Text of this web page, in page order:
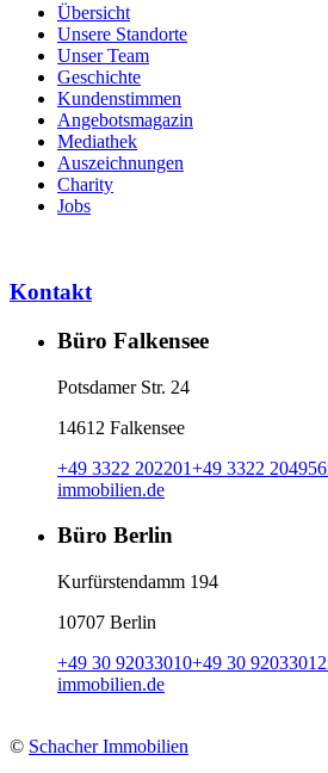
Übersicht
Unsere Standorte
Unser Team
Geschichte
Kundenstimmen
Angebotsmagazin
Mediathek
Auszeichnungen
Charity
Jobs
Kontakt
Büro Falkensee
Potsdamer Str. 24
14612 Falkensee
+49 3322 202201+49 3322 204956
immobilien.de
Büro Berlin
Kurfürstendamm 194
10707 Berlin
+49 30 92033010+49 30 92033012
immobilien.de
© Schacher Immobilien